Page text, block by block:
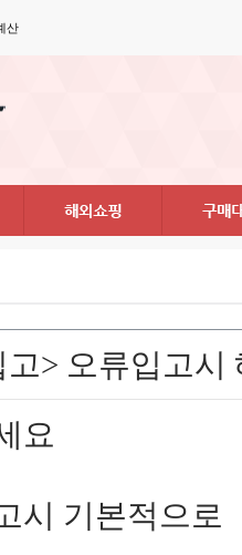
산
고>오류입고시
요
시기본적으로